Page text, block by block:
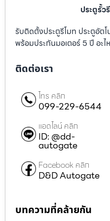
ประตูรั้ว
รับติดตั้งประตูรีโมท ประตูอัต
พร้อมประกันมอเตอร์ 5 ปี อะไ
ติดต่อเรา
โทร คลิก
099-229-6544
แอดไลน์ คลิก
ID: @dd-
autogate
Facebook คลิก
D&D Autogate
บทความที่คล้ายกัน